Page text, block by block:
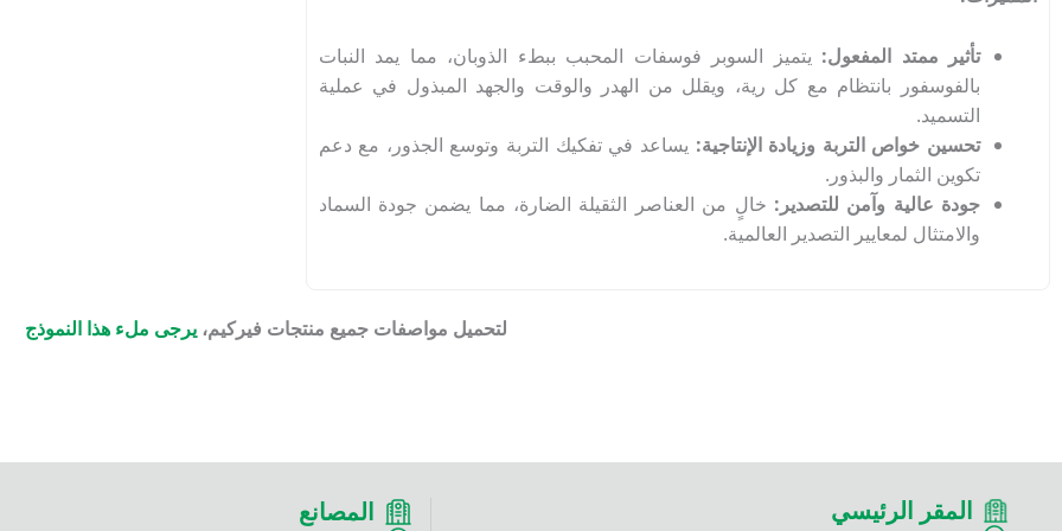
تأثير ممتد المفعول: يتميز السوبر فوسفات المحبب ببطء الذوبان، مما يمد النبات
بالفوسفور بانتظام مع كل رية، ويقلل من الهدر والوقت والجهد المبذول في عملية
التسميد.
تحسين خواص التربة وزيادة الإنتاجية: يساعد في تفكيك التربة وتوسع الجذور، مع دعم
تكوين الثمار والبذور.
جودة عالية وآمن للتصدير: خالٍ من العناصر الثقيلة الضارة، مما يضمن جودة السماد
والامتثال لمعايير التصدير العالمية.
لتحميل مواصفات جميع منتجات فيركيم،يرجى ملء هذا النموذج
المقر الرئيسي المصانع